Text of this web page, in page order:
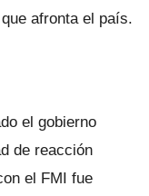
afronta el país.
el gobierno
de reacción
el FMI fue